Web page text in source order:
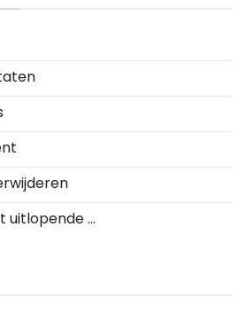
uitlopende ...